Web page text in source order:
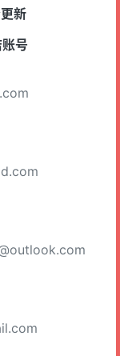
新
号